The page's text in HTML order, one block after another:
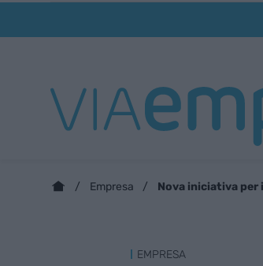
Empresa Nova iniciativa per
EMPRESA